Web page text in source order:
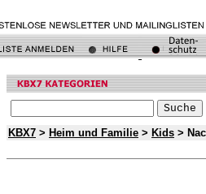
KBX7 > Heim und Familie > Kids >